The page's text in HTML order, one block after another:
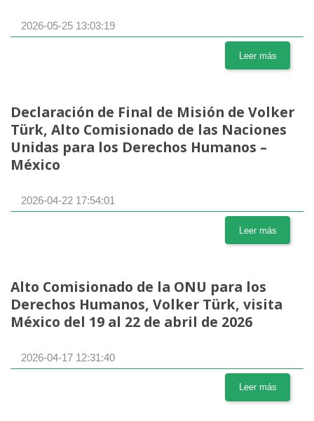
2026-05-25 13:03:19
Leer más
Declaración de Final de Misión de Volker
Türk, Alto Comisionado de las Naciones
Unidas para los Derechos Humanos –
México
2026-04-22 17:54:01
Leer más
Alto Comisionado de la ONU para los
Derechos Humanos, Volker Türk, visita
México del 19 al 22 de abril de 2026
2026-04-17 12:31:40
Leer más